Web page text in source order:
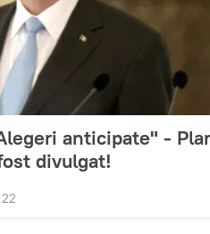
anticipate" -
divulgat!